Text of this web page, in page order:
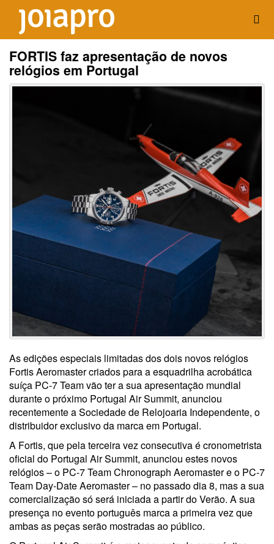
FORTIS faz apresentação de novos
relógios em Portugal
As edições especiais limitadas dos dois novos relógios
Fortis Aeromaster criados para a esquadrilha acrobática
suíça PC-7 Team vão ter a sua apresentação mundial
durante o próximo Portugal Air Summit, anunciou
recentemente a Sociedade de Relojoaria Independente, o
distribuidor exclusivo da marca em Portugal.
A Fortis, que pela terceira vez consecutiva é cronometrista
oficial do Portugal Air Summit, anunciou estes novos
relógios – o PC-7 Team Chronograph Aeromaster e o PC-7
Team Day-Date Aeromaster – no passado dia 8, mas a sua
comercialização só será iniciada a partir do Verão. A sua
presença no evento português marca a primeira vez que
ambas as peças serão mostradas ao público.